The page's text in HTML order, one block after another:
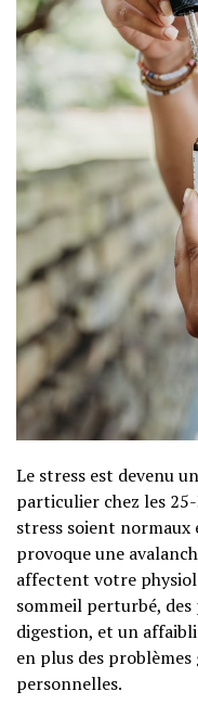
Le stress est devenu
particulier chez les
stress soient normaux
provoque une
affectent votre
sommeil perturbé,
digestion, et un
en plus des
personnelles.